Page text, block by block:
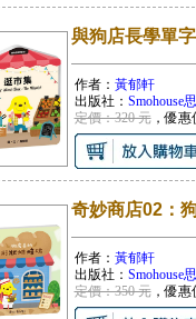
與狗店長學單
作者： 黃郁軒
出版社： Smohouse
定價：320 元，優惠
奇妙商店02：
作者： 黃郁軒
出版社： Smohouse
定價：350 元，優惠